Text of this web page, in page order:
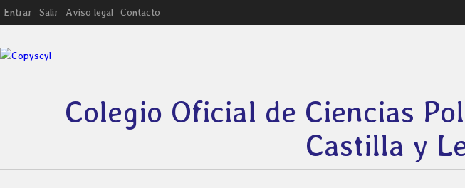
Entrar Salir Aviso legal Contacto
Colegio Oficial de Ciencias
Castilla y